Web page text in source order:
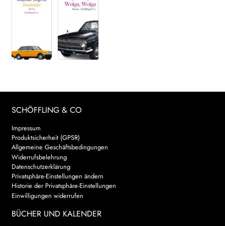
SCHÖFFLING & CO
Impressum
Produktsicherheit (GPSR)
Allgemeine Geschäftsbedingungen
Widerrufsbelehrung
Datenschutzerklärung
Privatsphäre-Einstellungen ändern
Historie der Privatsphäre-Einstellungen
Einwilligungen widerrufen
BÜCHER UND KALENDER